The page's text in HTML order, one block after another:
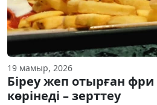
19 мамыр, 2026
Біреу жеп отырған
көрінеді – зерттеу